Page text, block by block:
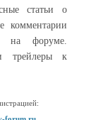
статьи о
комментарии
на форуме.
трейлеры к